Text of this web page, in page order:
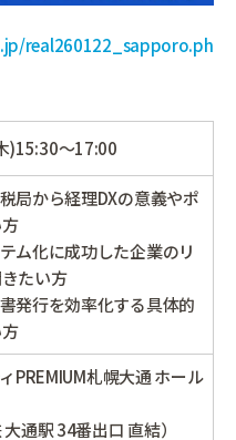
real260122_sapporo.ph
)15:30～17:00
局から経理DXの意義やポ
ム化に成功した企業のリ
たい方
発行を効率化する具体的
PREMIUM札幌大通 ホール
通駅 34番出口 直結）